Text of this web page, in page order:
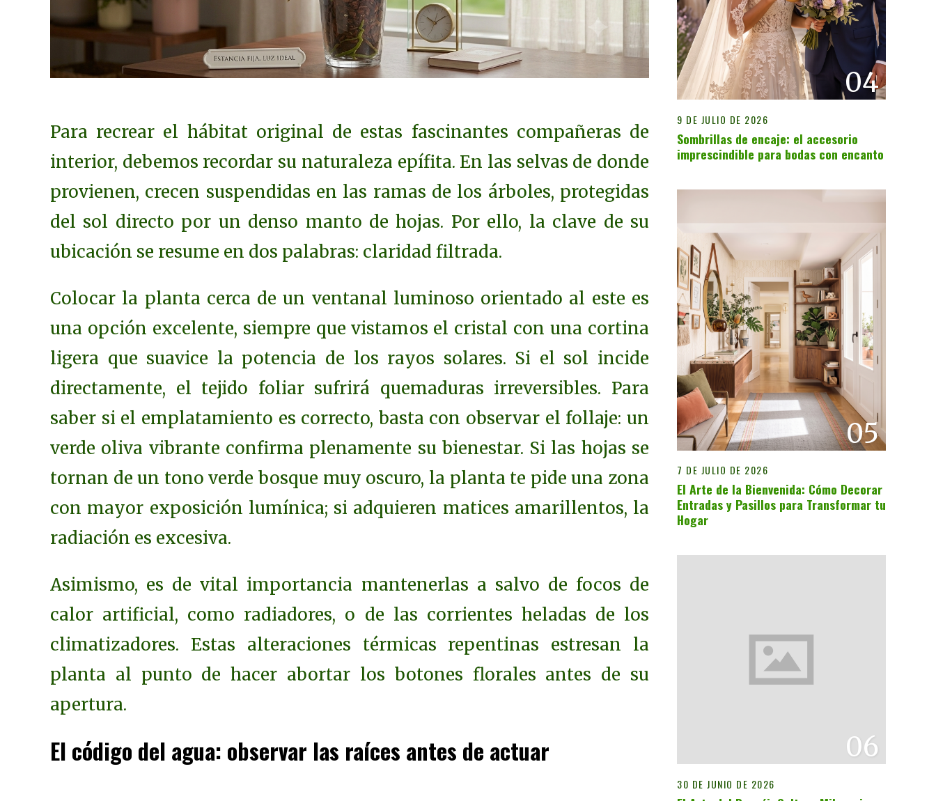
Para recrear el hábitat original de estas fascinantes compañeras de
interior, debemos recordar su naturaleza epífita. En las selvas de donde
provienen, crecen suspendidas en las ramas de los árboles, protegidas
del sol directo por un denso manto de hojas. Por ello, la clave de su
ubicación se resume en dos palabras: claridad filtrada.
Colocar la planta cerca de un ventanal luminoso orientado al este es
una opción excelente, siempre que vistamos el cristal con una cortina
ligera que suavice la potencia de los rayos solares. Si el sol incide
directamente, el tejido foliar sufrirá quemaduras irreversibles. Para
saber si el emplatamiento es correcto, basta con observar el follaje: un
verde oliva vibrante confirma plenamente su bienestar. Si las hojas se
tornan de un tono verde bosque muy oscuro, la planta te pide una zona
con mayor exposición lumínica; si adquieren matices amarillentos, la
radiación es excesiva.
Asimismo, es de vital importancia mantenerlas a salvo de focos de
calor artificial, como radiadores, o de las corrientes heladas de los
climatizadores. Estas alteraciones térmicas repentinas estresan la
planta al punto de hacer abortar los botones florales antes de su
apertura.
El código del agua: observar las raíces antes de actuar
04
9 DE JULIO DE 2026
Sombrillas de encaje: el accesorio
imprescindible para bodas con encanto
05
7 DE JULIO DE 2026
El Arte de la Bienvenida: Cómo Decorar
Entradas y Pasillos para Transformar tu
Hogar
06
30 DE JUNIO DE 2026